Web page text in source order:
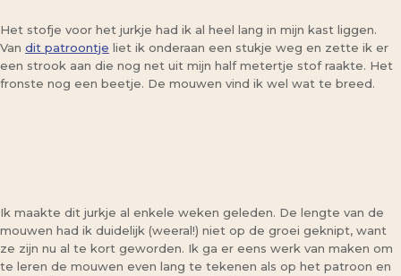
Het stofje voor het jurkje had ik al heel lang in mijn kast liggen.
Van dit patroontje liet ik onderaan een stukje weg en zette ik er
een strook aan die nog net uit mijn half metertje stof raakte. Het
fronste nog een beetje. De mouwen vind ik wel wat te breed.
Ik maakte dit jurkje al enkele weken geleden. De lengte van de
mouwen had ik duidelijk (weeral!) niet op de groei geknipt, want
ze zijn nu al te kort geworden. Ik ga er eens werk van maken om
te leren de mouwen even lang te tekenen als op het patroon en